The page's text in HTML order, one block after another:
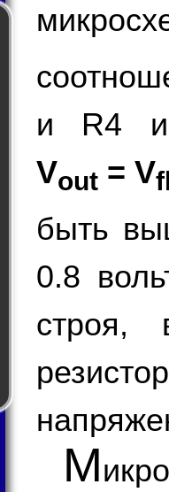
и R4 и
Vout = V
быть
0.8
строя,
М